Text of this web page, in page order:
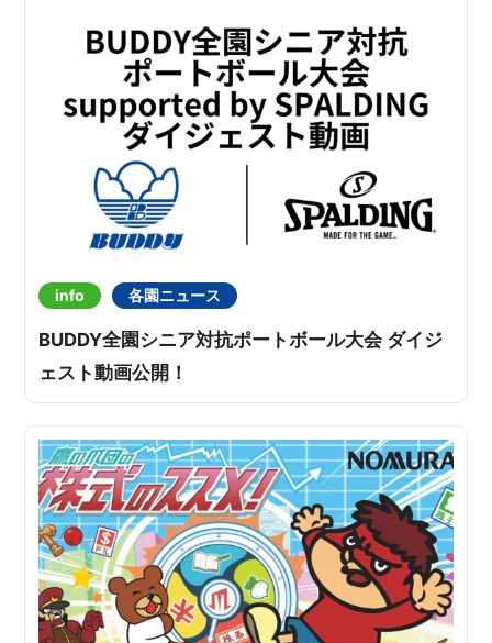
info 各園ニュース
BUDDY全園シニア対抗ポートボール大会 ダイジ
ェスト動画公開！